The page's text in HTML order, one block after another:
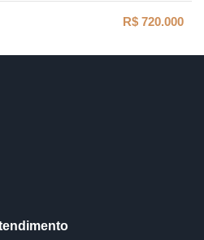
R$ 720.000